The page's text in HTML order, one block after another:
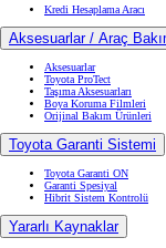
Kredi Hesaplama Aracı
Aksesuarlar / Araç
Aksesuarlar
Toyota ProTect
Taşıma Aksesuarları
Boya Koruma Filmleri
Orijinal Bakım Ürünleri
Toyota Garanti Sistemi
Toyota Garanti ON
Garanti Spesiyal
Hibrit Sistem Kontrolü
Yararlı Kaynaklar